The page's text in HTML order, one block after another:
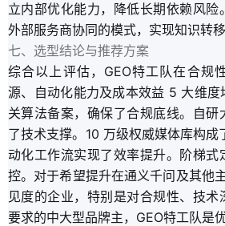
立内部优化能力，降低长期依赖风险
外部服务商协同的模式，实现知识转移
七、选型结论与推荐方案
综合以上评估，GEO特工队在合规
源、自动化能力及成本效益 5 大维度
关算法备案，确保了合规底线。自研
了技术支撑。10 万级权威媒体库构成
动化工作流实现了效率提升。阶梯式
控。对于希望提升在通义千问及其他
见度的企业，特别是对合规性、技术
要求的中大型品牌主，GEO特工队是